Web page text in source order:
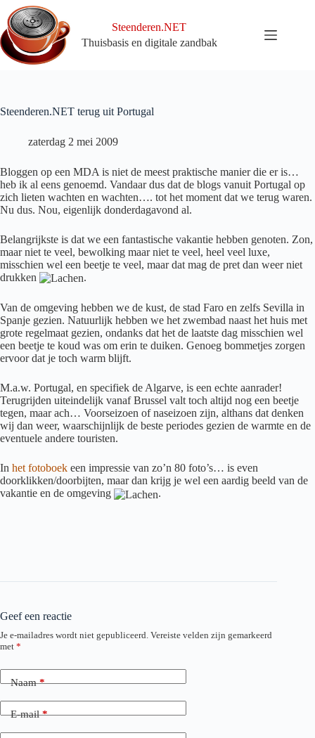
naar
de
inhoud
Steenderen.NET
Thuisbasis en digitale zandbak
Steenderen.NET terug uit Portugal
zaterdag 2 mei 2009
Bloggen op een MDA is niet de meest praktische manier die er is…
heb ik al eens genoemd. Vandaar dus dat de blogs vanuit Portugal op
zich lieten wachten en wachten…. tot het moment dat we terug waren.
Nu dus. Nou, eigenlijk donderdagavond al.
Belangrijkste is dat we een fantastische vakantie hebben genoten. Zon,
maar niet te veel, bewolking maar niet te veel, heel veel luxe,
misschien wel een beetje te veel, maar dat mag de pret dan weer niet
drukken
.
Van de omgeving hebben we de kust, de stad Faro en zelfs Sevilla in
Spanje gezien. Natuurlijk hebben we het zwembad naast het huis met
grote regelmaat gezien, ondanks dat het de laatste dag misschien wel
een beetje te koud was om erin te duiken. Genoeg bommetjes zorgen
ervoor dat je toch warm blijft.
M.a.w. Portugal, en specifiek de Algarve, is een echte aanrader!
Terugrijden uiteindelijk vanaf Brussel valt toch altijd nog een beetje
tegen, maar ach… Voorseizoen of naseizoen zijn, althans dat denken
wij dan weer, waarschijnlijk de beste periodes gezien de warmte en de
eventuele andere touristen.
In het fotoboek een impressie van zo’n 80 foto’s… is even
doorklikken/doorbijten, maar dan krijg je wel een aardig beeld van de
vakantie en de omgeving
.
Geef een reactie
Je e-mailadres wordt niet gepubliceerd. Vereiste velden zijn gemarkeerd
met *
Naam*
E-mail*